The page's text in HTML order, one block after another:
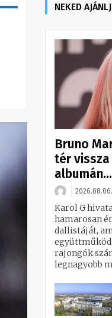
NEKED
Bruno
tér vissza
albumán...
2026.08.06.
Karol G
hamarosan
dallistáját,
rajongók
legnagyobb